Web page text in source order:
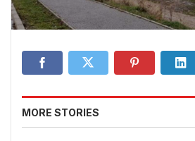
MORE STORIES